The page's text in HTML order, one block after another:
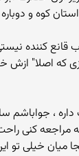
كوه و
قانع كننده
اصلا" ازش خبر
داره ،
مراجعه كنی
میان خیلی تو